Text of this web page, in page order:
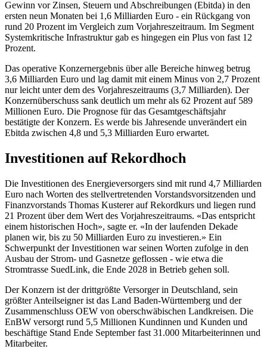
Gewinn vor Zinsen, Steuern und Abschreibungen (Ebitda) in den
ersten neun Monaten bei 1,6 Milliarden Euro - ein Rückgang von
rund 20 Prozent im Vergleich zum Vorjahreszeitraum. Im Segment
Systemkritische Infrastruktur gab es hingegen ein Plus von fast 12
Prozent.
Das operative Konzernergebnis über alle Bereiche hinweg betrug
3,6 Milliarden Euro und lag damit mit einem Minus von 2,7 Prozent
nur leicht unter dem des Vorjahreszeitraums (3,7 Milliarden). Der
Konzernüberschuss sank deutlich um mehr als 62 Prozent auf 589
Millionen Euro. Die Prognose für das Gesamtgeschäftsjahr
bestätigte der Konzern. Es werde bis Jahresende unverändert ein
Ebitda zwischen 4,8 und 5,3 Milliarden Euro erwartet.
Investitionen auf Rekordhoch
Die Investitionen des Energieversorgers sind mit rund 4,7 Milliarden
Euro nach Worten des stellvertretenden Vorstandsvorsitzenden und
Finanzvorstands Thomas Kusterer auf Rekordkurs und liegen rund
21 Prozent über dem Wert des Vorjahreszeitraums. «Das entspricht
einem historischen Hoch», sagte er. «In der laufenden Dekade
planen wir, bis zu 50 Milliarden Euro zu investieren.» Ein
Schwerpunkt der Investitionen war seinen Worten zufolge in den
Ausbau der Strom- und Gasnetze geflossen - wie etwa die
Stromtrasse SuedLink, die Ende 2028 in Betrieb gehen soll.
Der Konzern ist der drittgrößte Versorger in Deutschland, sein
größter Anteilseigner ist das Land Baden-Württemberg und der
Zusammenschluss OEW von oberschwäbischen Landkreisen. Die
EnBW versorgt rund 5,5 Millionen Kundinnen und Kunden und
beschäftige Stand Ende September fast 31.000 Mitarbeiterinnen und
Mitarbeiter.